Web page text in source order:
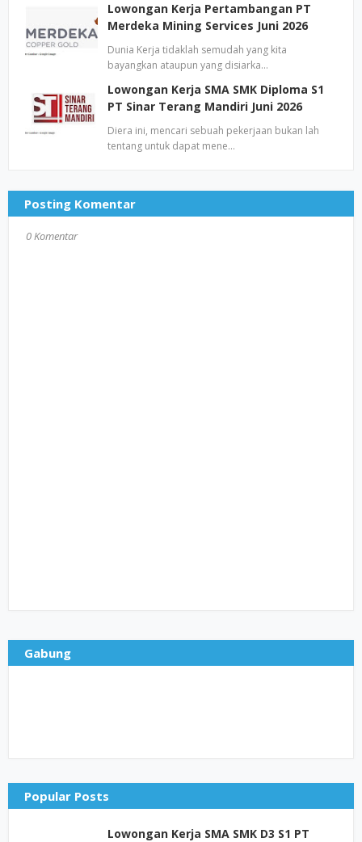
Lowongan Kerja Pertambangan PT
Merdeka Mining Services Juni 2026
Dunia Kerja tidaklah semudah yang kita
bayangkan ataupun yang disiarka…
Lowongan Kerja SMA SMK Diploma S1
PT Sinar Terang Mandiri Juni 2026
Diera ini, mencari sebuah pekerjaan bukan lah
tentang untuk dapat mene…
Posting Komentar
0 Komentar
Gabung
Popular Posts
Lowongan Kerja SMA SMK D3 S1 PT